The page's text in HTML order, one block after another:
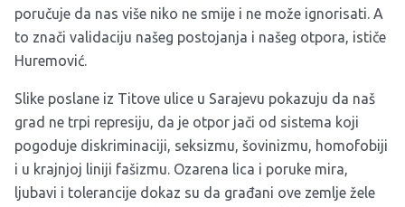
poručuje da nas više niko ne smije i ne može ignorisati. A
to znači validaciju našeg postojanja i našeg otpora, ističe
Huremović.
Slike poslane iz Titove ulice u Sarajevu pokazuju da naš
grad ne trpi represiju, da je otpor jači od sistema koji
pogoduje diskriminaciji, seksizmu, šovinizmu, homofobiji
i u krajnjoj liniji fašizmu. Ozarena lica i poruke mira,
ljubavi i tolerancije dokaz su da građani ove zemlje žele